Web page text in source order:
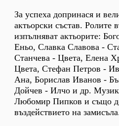
За успеха допринася и
актьорски състав. Ролите
изпълняват актьорите:
Еньо, Славка Славова -
Станчева - Цвета, Елена
Цвета, Стефан Петров -
Ана, Борислав Иванов -
Дойчев - Илчо и др.
Любомир Пипков и също
въздействието на